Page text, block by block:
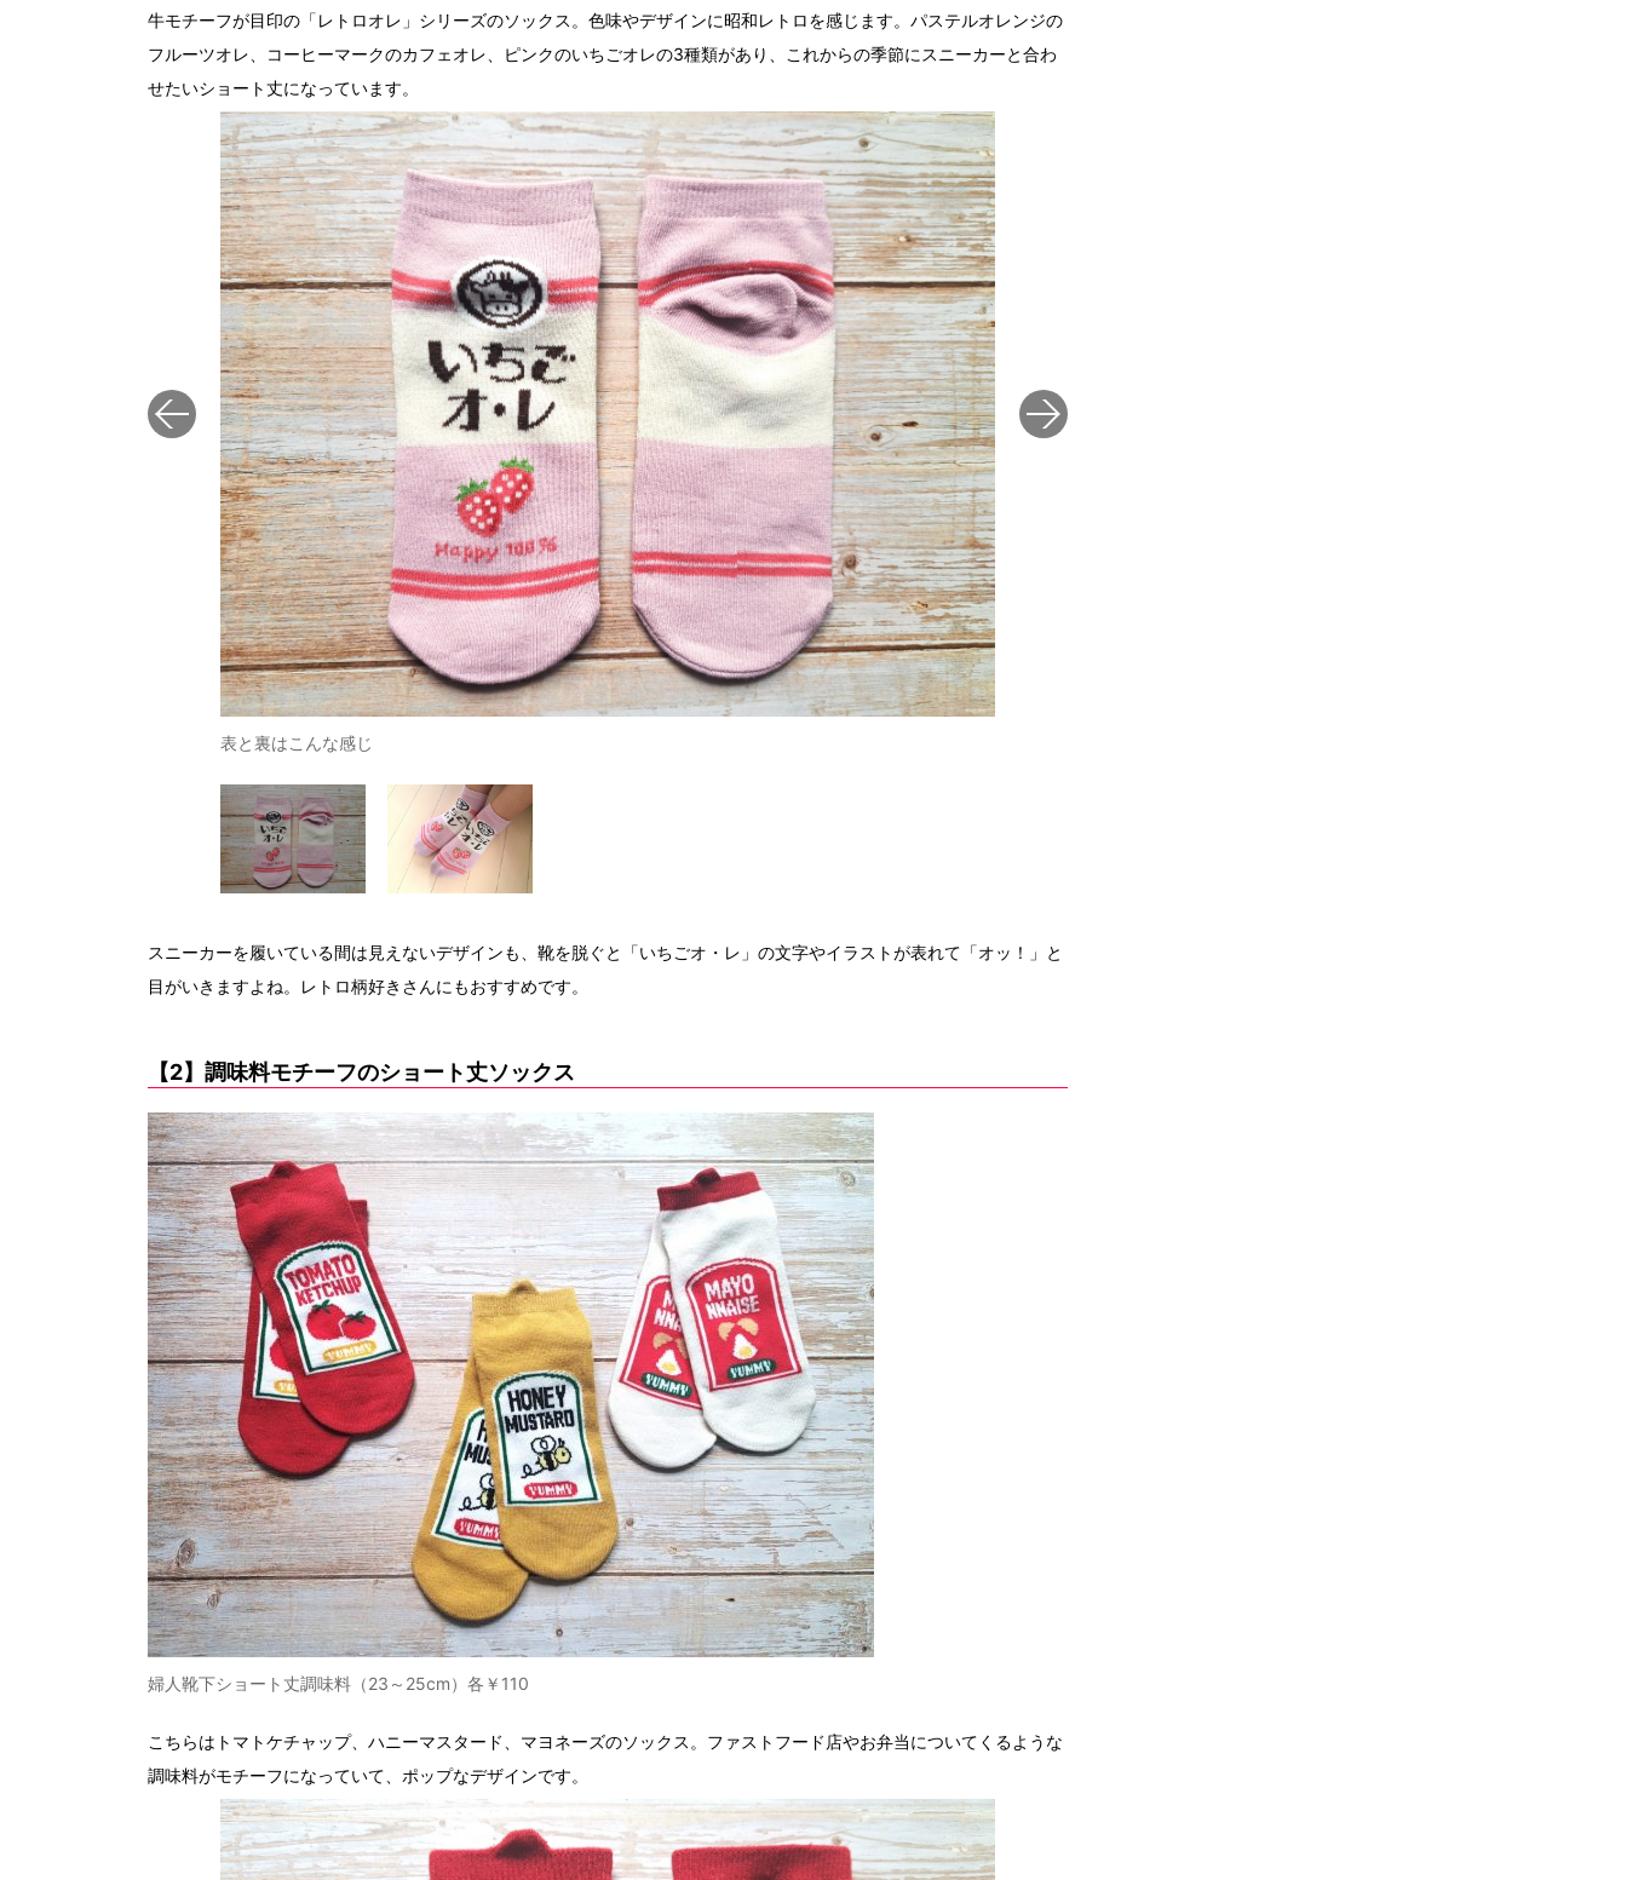
牛モチーフが目印の「レトロオレ」シリーズのソックス。色味やデザインに昭和レトロを感じます。パステルオレンジの
フルーツオレ、コーヒーマークのカフェオレ、ピンクのいちごオレの3種類があり、これからの季節にスニーカーと合わ
せたいショート丈になっています。
表と裏はこんな感じ
スニーカーを履いている間は見えないデザインも、靴を脱ぐと「いちごオ・レ」の文字やイラストが表れて「オッ！」と
目がいきますよね。レトロ柄好きさんにもおすすめです。
【2】調味料モチーフのショート丈ソックス
婦人靴下ショート丈調味料（23～25cm）各￥110
こちらはトマトケチャップ、ハニーマスタード、マヨネーズのソックス。ファストフード店やお弁当についてくるような
調味料がモチーフになっていて、ポップなデザインです。